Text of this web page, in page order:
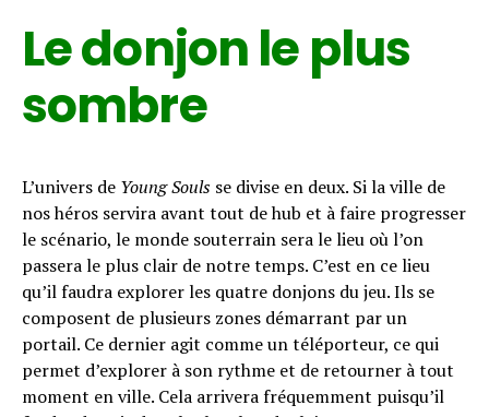
Le donjon le plus
sombre
L’univers de Young Souls se divise en deux. Si la ville de
nos héros servira avant tout de hub et à faire progresser
le scénario, le monde souterrain sera le lieu où l’on
passera le plus clair de notre temps. C’est en ce lieu
qu’il faudra explorer les quatre donjons du jeu. Ils se
composent de plusieurs zones démarrant par un
portail. Ce dernier agit comme un téléporteur, ce qui
permet d’explorer à son rythme et de retourner à tout
moment en ville. Cela arrivera fréquemment puisqu’il